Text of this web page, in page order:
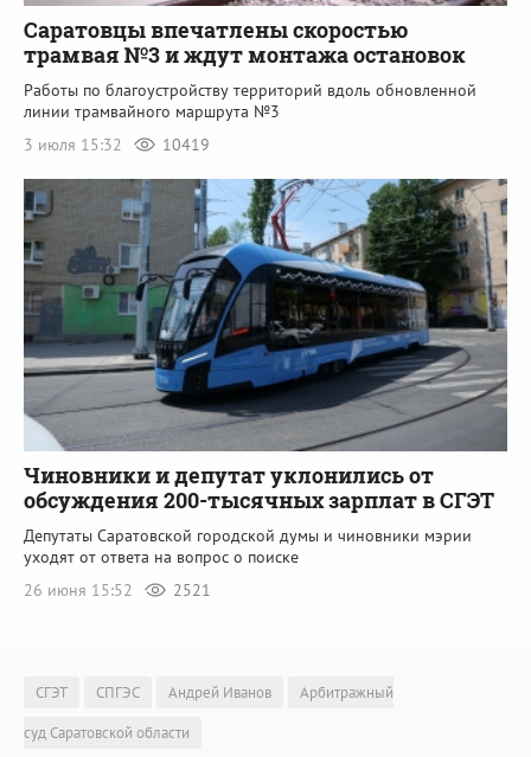
Саратовцы впечатлены скоростью
трамвая №3 и ждут монтажа остановок
Работы по благоустройству территорий вдоль обновленной
линии трамвайного маршрута №3
3 июля 15:32
10419
Чиновники и депутат уклонились от
обсуждения 200-тысячных зарплат в СГЭТ
Депутаты Саратовской городской думы и чиновники мэрии
уходят от ответа на вопрос о поиске
26 июня 15:52
2521
СГЭТ СПГЭС Андрей Иванов
Арбитражный
суд Саратовской области